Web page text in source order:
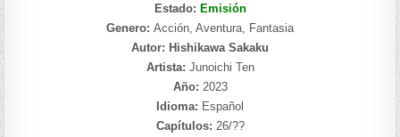
Estado: Emisión
Genero: Acción, Aventura, Fantasia
Autor: Hishikawa Sakaku
Artista: Junoichi Ten
Año: 2023
Idioma: Español
Capítulos: 26/??